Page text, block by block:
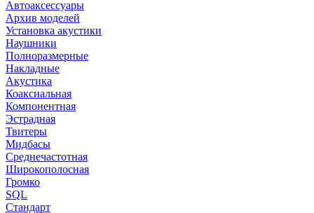
Автоаксессуары
Архив моделей
Установка акустики
Наушники
Полноразмерные
Накладные
Акустика
Коаксиальная
Компонентная
Эстрадная
Твитеры
Мидбасы
Среднечастотная
Широкополосная
Громко
SQL
Стандарт